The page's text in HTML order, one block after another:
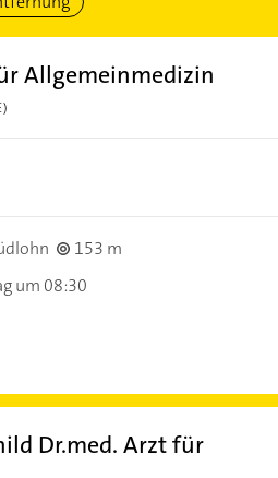
Allgemeinmedizin
153 m
um 08:30
Dr.med. Arzt für